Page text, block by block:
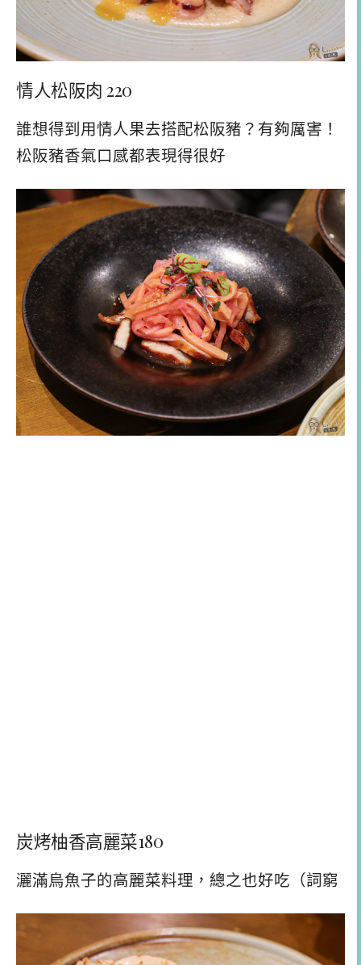
情人松阪肉 220
誰想得到用情人果去搭配松阪豬？有夠厲害！
松阪豬香氣口感都表現得很好
炭烤柚香高麗菜180
灑滿烏魚子的高麗菜料理，總之也好吃（詞窮